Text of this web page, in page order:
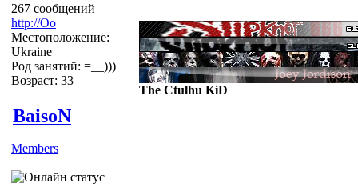
267 сообщений
http://Оо
Местоположение:
Ukraine
Род занятий: =__)))
Возраст: 33
The Ctulhu KiD
BaisoN
Members